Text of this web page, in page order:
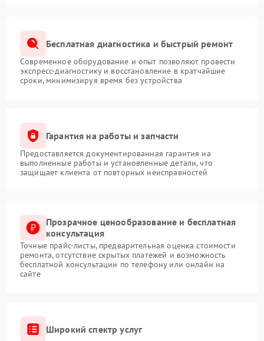
Бесплатная диагностика и быстрый ремонт
Современное оборудование и опыт позволяют провести
экспресс-диагностику и восстановление в кратчайшие
сроки, минимизируя время без устройства
Гарантия на работы и запчасти
Предоставляется документированная гарантия на
выполненные работы и установленные детали, что
защищает клиента от повторных неисправностей
Прозрачное ценообразование и бесплатная
консультация
Точные прайс-листы, предварительная оценка стоимости
ремонта, отсутствие скрытых платежей и возможность
бесплатной консультации по телефону или онлайн на
сайте
Широкий спектр услуг